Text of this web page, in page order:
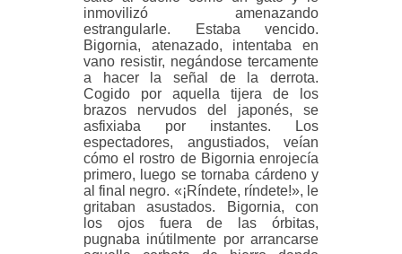
inmovilizó amenazando
estrangularle. Estaba vencido.
Bigornia, atenazado, intentaba en
vano resistir, negándose tercamente
a hacer la señal de la derrota.
Cogido por aquella tijera de los
brazos nervudos del japonés, se
asfixiaba por instantes. Los
espectadores, angustiados, veían
cómo el rostro de Bigornia enrojecía
primero, luego se tornaba cárdeno y
al final negro. «¡Ríndete, ríndete!», le
gritaban asustados. Bigornia, con
los ojos fuera de las órbitas,
pugnaba inútilmente por arrancarse